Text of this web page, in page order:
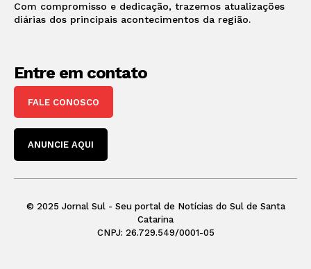
Com compromisso e dedicação, trazemos atualizações
diárias dos principais acontecimentos da região.
Entre em contato
FALE CONOSCO
ANUNCIE AQUI
© 2025 Jornal Sul - Seu portal de Notícias do Sul de Santa
Catarina
CNPJ: 26.729.549/0001-05